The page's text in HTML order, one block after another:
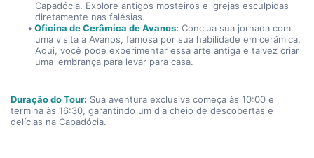
Capadócia. Explore antigos mosteiros e igrejas esculpidas
diretamente nas falésias.
Oficina de Cerâmica de Avanos: Conclua sua jornada com
uma visita a Avanos, famosa por sua habilidade em cerâmica.
Aqui, você pode experimentar essa arte antiga e talvez criar
uma lembrança para levar para casa.
Duração do Tour: Sua aventura exclusiva começa às 10:00 e
termina às 16:30, garantindo um dia cheio de descobertas e
delícias na Capadócia.